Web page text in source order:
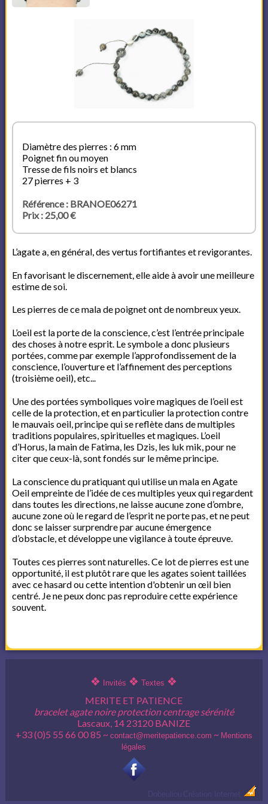
Diamètre des pierres : 6 mm
Poignet fin ou moyen
Tresse de fils noirs et blancs
27 pierres + 3
Référence : BRANOE06271
Prix : 25,00 €
L’agate a, en général, des vertus fortifiantes et revigorantes.
En favorisant le discernement, elle aide à avoir une meilleure
estime de soi.
Les pierres de ce mala de poignet ont de nombreux yeux.
L’oeil est la porte de la conscience, c’est l’entrée principale
des choses à notre esprit. Le symbole a donc plusieurs
portées, comme par exemple l’approfondissement de la
conscience, l’ouverture et l’affinement des perceptions
(troisième oeil), etc...
Une des portées symboliques voire magiques de l’oeil est
celle de la protection, et en particulier la protection contre
le mauvais oeil, principe qui se reflète dans de multiples
traditions populaires, spirituelles et magiques. L’oeil
d’Horus, la main de Fatima, les Dzis, les luk mik, pour ne
citer que ceux-là, sont fondés sur le même principe.
La conscience du pratiquant qui utilise un mala en Agate
Oeil empreinte de l’idée de ces multiples yeux qui regardent
dans toutes les directions, ne laisse aucune zone d’ombre,
aucune zone où le regard de l’esprit ne porte pas, et ne peut
donc se laisser surprendre par aucune émergence
d’obstacle, et développe une vigilance à toute épreuve.
Toutes ces pierres sont naturelles. Ce lot de pierres est une
opportunité, il est plutôt rare que les agates soient taillées
avec ce hasard ou cette intention d'obtenir un œil bien
centré. Je ne peux donc pas reproduire cette expérience
souvent.
❖ Invités ❖Textes ❖
MERITE ET PATIENCE
bracelet agate noire protection centrage sérénité
Lascaux, 14 23120 BANIZE
+33 (0)5 55 66 00 85 ~ contact@meritepatience.com ~ Mentions
légales
Dobeuliou Création Internet